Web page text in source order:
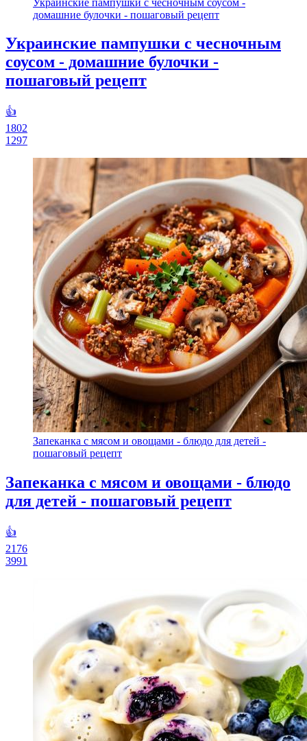
домашние булочки - пошаговый рецепт
Украинские пампушки с чесночным
соусом - домашние булочки -
пошаговый рецепт
👍
1802
1297
Запеканка с мясом и овощами - блюдо для детей -
пошаговый рецепт
Запеканка с мясом и овощами - блюдо
для детей - пошаговый рецепт
👍
2176
3991